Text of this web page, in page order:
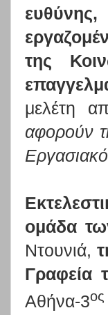
της
μελέτη
αφορούν
Η
ομάδα
Ντουνιά,
Γραφεία
Αθήνα-3ος